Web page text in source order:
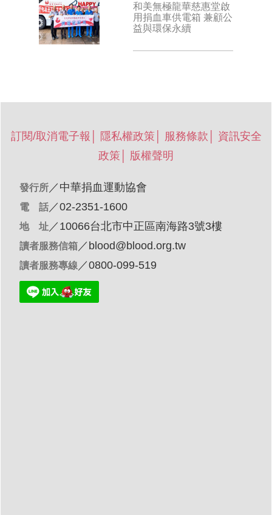
和美無極龍華慈惠堂啟
用捐血車供電箱 兼顧公
益與環保永續
訂閱/取消電子報 隱私權政策 服務條款
資訊安全
政策
版權聲明
發行所 ／ 中華捐血運動協會
電 話 ／02-2351-1600
地 址 ／10066台北市中正區南海路3號3樓
讀者服務信箱 ／ blood@blood.org.tw
讀者服務專線 ／0800-099-519